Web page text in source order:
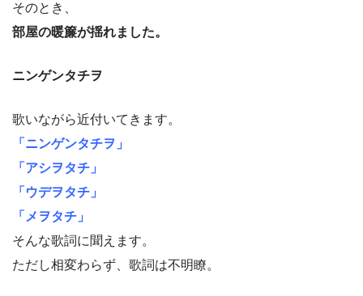
そのとき、
部屋の暖簾が揺れました。
ニンゲンタチヲ
歌いながら近付いてきます。
「ニンゲンタチヲ」
「アシヲタチ」
「ウデヲタチ」
「メヲタチ」
そんな歌詞に聞えます。
ただし相変わらず、歌詞は不明瞭。